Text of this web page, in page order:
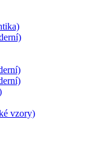
vzory)